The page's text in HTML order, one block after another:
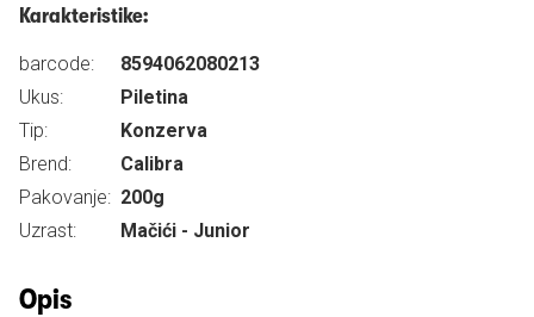
Karakteristike:
barcode:
8594062080213
Ukus:
Piletina
Tip:
Konzerva
Brend:
Calibra
Pakovanje: 200g
Uzrast:
Mačići - Junior
Opis